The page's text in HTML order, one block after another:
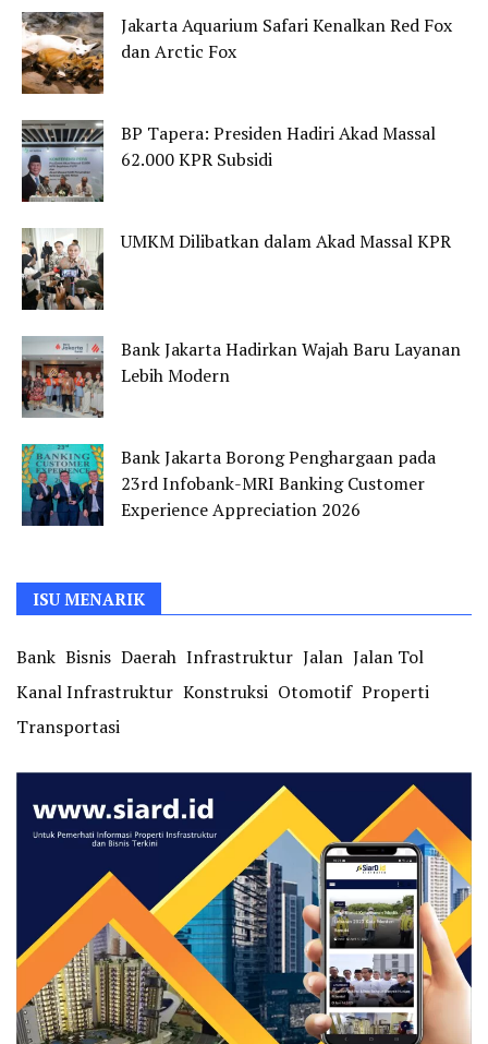
Jakarta Aquarium Safari Kenalkan Red Fox
dan Arctic Fox
BP Tapera: Presiden Hadiri Akad Massal
62.000 KPR Subsidi
UMKM Dilibatkan dalam Akad Massal KPR
Bank Jakarta Hadirkan Wajah Baru Layanan
Lebih Modern
Bank Jakarta Borong Penghargaan pada
23rd Infobank-MRI Banking Customer
Experience Appreciation 2026
ISU MENARIK
Bank Bisnis Daerah Infrastruktur Jalan Jalan Tol
Kanal Infrastruktur Konstruksi Otomotif Properti
Transportasi